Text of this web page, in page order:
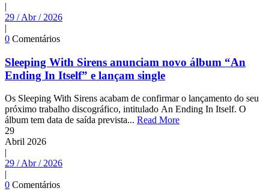
|
29 / Abr / 2026
|
0 Comentários
Sleeping With Sirens anunciam novo álbum “An
Ending In Itself” e lançam single
Os Sleeping With Sirens acabam de confirmar o lançamento do seu
próximo trabalho discográfico, intitulado An Ending In Itself. O
álbum tem data de saída prevista... Read More
29
Abril 2026
|
29 / Abr / 2026
|
0 Comentários